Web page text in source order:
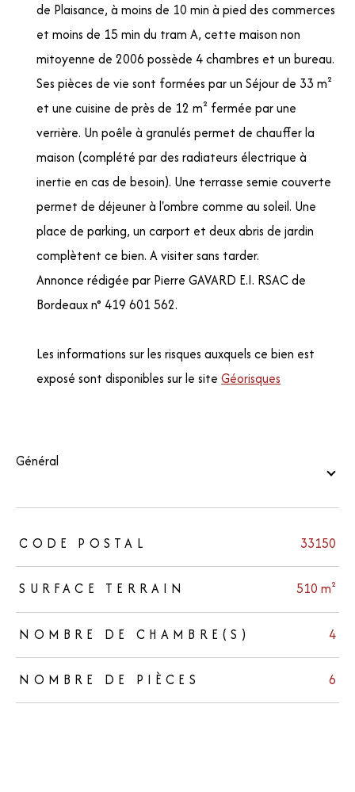
de Plaisance, à moins de 10 min à pied des commerces
et moins de 15 min du tram A, cette maison non
mitoyenne de 2006 possède 4 chambres et un bureau.
Ses pièces de vie sont formées par un Séjour de 33 m²
et une cuisine de près de 12 m² fermée par une
verrière. Un poêle à granulés permet de chauffer la
maison (complété par des radiateurs électrique à
inertie en cas de besoin). Une terrasse semie couverte
permet de déjeuner à l'ombre comme au soleil. Une
place de parking, un carport et deux abris de jardin
complètent ce bien. A visiter sans tarder.
Annonce rédigée par Pierre GAVARD E.I. RSAC de
Bordeaux n° 419 601 562.
Les informations sur les risques auxquels ce bien est
exposé sont disponibles sur le siteGéorisques
général
TRAD_ZEPHYR_Caracteristique
CODE POSTAL 33150
SURFACE TERRAIN 510 m²
NOMBRE DE CHAMBRE(S) 4
NOMBRE DE PIÈCES 6